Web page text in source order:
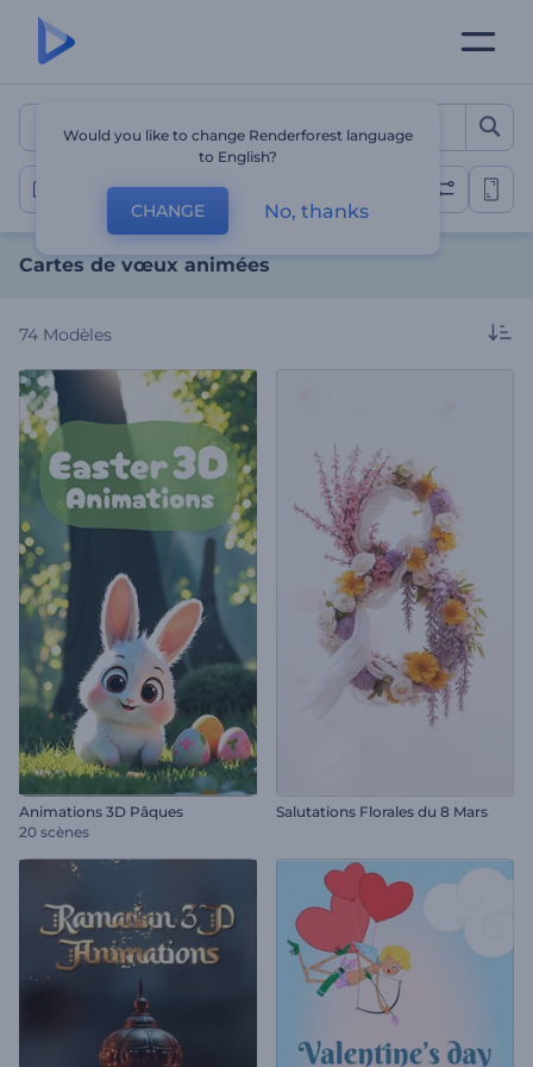
Cartes de vœux animées
Cartes de vœux
Cartes de vœux animées
74 Modèles
Animations 3D Pâques
20 scènes
Salutations Florales du 8 Mars
Would you like to change Renderforest language
to English?
CHANGE No, thanks